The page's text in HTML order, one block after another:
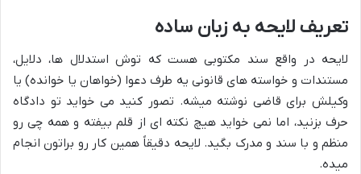
تعریف لایحه به زبان ساده
لایحه در واقع سند مکتوبی هست که توش استدلال ها، دلایل،
مستندات و خواسته های قانونی یه طرف دعوا (خواهان یا خوانده) یا
وکیلش برای قاضی نوشته میشه. تصور کنید می خواید تو دادگاه
حرف بزنید، اما نمی خواید هیچ نکته ای از قلم بیفته و همه چی رو
منظم و با سند و مدرک بگید. لایحه دقیقاً همین کار رو براتون انجام
میده.